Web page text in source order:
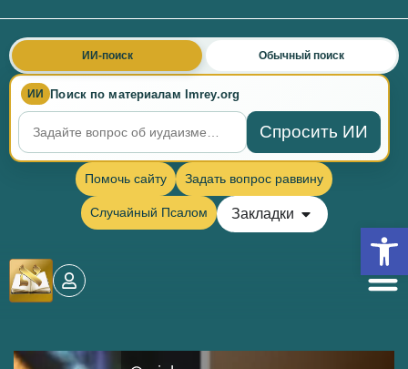
ИИ Поиск по материалам Imrey.org
Спросить ИИ
ИИ-поиск Обычный поиск
Помочь сайту Задать вопрос раввину
Случайный Псалом Закладки